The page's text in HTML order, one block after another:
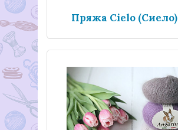
Пряжа Cielo (Сиело)